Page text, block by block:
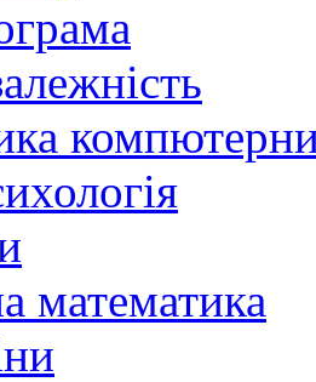
математика